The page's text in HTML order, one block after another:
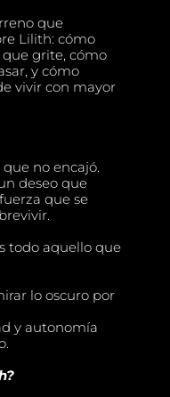
que
Lilith: cómo
grite, cómo
y cómo
vivir con mayor
no encajó.
deseo que
que se
todo aquello que
lo oscuro por
y autonomía